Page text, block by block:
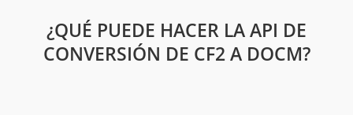
¿QUÉ PUEDE HACER LA API DE
CONVERSIÓN DE CF2 A DOCM?